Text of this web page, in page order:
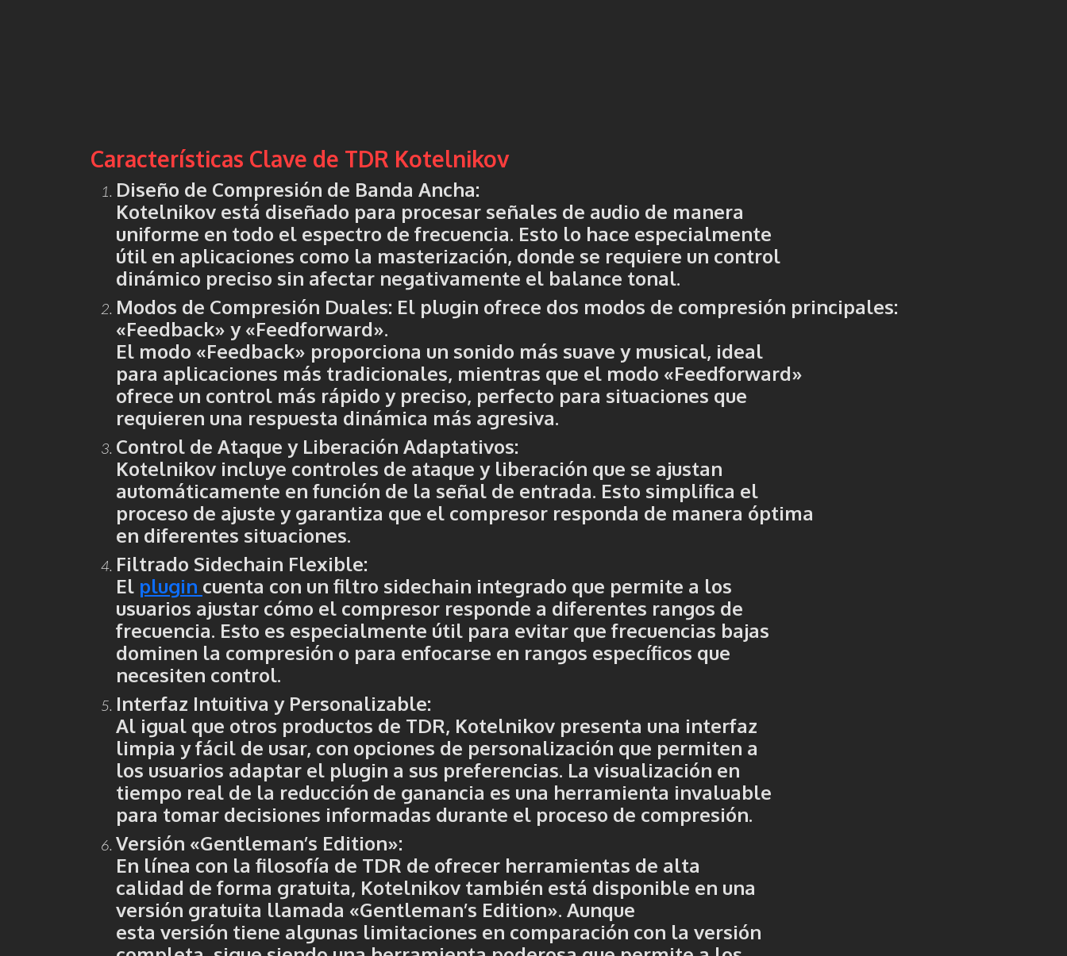
Características Clave de TDR Kotelnikov
Diseño de Compresión de Banda Ancha:
Kotelnikov está diseñado para procesar señales de audio de manera
uniforme en todo el espectro de frecuencia. Esto lo hace especialmente
útil en aplicaciones como la masterización, donde se requiere un control
dinámico preciso sin afectar negativamente el balance tonal.
Modos de Compresión Duales: El plugin ofrece dos modos de compresión principales:
«Feedback» y«Feedforward».
El modo «Feedback» proporciona un sonido más suave y musical, ideal
para aplicaciones más tradicionales, mientras que el modo «Feedforward»
ofrece un control más rápido y preciso, perfecto para situaciones que
requieren una respuesta dinámica más agresiva.
Control de Ataque y Liberación Adaptativos:
Kotelnikov incluye controles de ataque y liberación que se ajustan
automáticamente en función de la señal de entrada. Esto simplifica el
proceso de ajuste y garantiza que el compresor responda de manera óptima
en diferentes situaciones.
Filtrado Sidechain Flexible:
El plugin cuenta con un filtro sidechain integrado que permite a los
usuarios ajustar cómo el compresor responde a diferentes rangos de
frecuencia. Esto es especialmente útil para evitar que frecuencias bajas
dominen la compresión o para enfocarse en rangos específicos que
necesiten control.
Interfaz Intuitiva y Personalizable:
Al igual que otros productos de TDR, Kotelnikov presenta una interfaz
limpia y fácil de usar, con opciones de personalización que permiten a
los usuarios adaptar el plugin a sus preferencias. La visualización en
tiempo real de la reducción de ganancia es una herramienta invaluable
para tomar decisiones informadas durante el proceso de compresión.
Versión «Gentleman’s Edition»:
En línea con la filosofía de TDR de ofrecer herramientas de alta
calidad de forma gratuita, Kotelnikov también está disponible en una
versión gratuita llamada «Gentleman’s Edition». Aunque
esta versión tiene algunas limitaciones en comparación con la versión